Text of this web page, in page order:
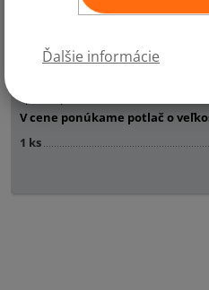
Ďalšie informácie
Prenosná a ľahko zložiteľná
na potlač v ľubovoľnom rozmere od
spolu s potlačou.
V cene ponúkame potlač o
1 ks